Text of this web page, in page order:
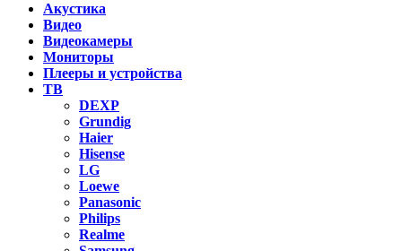
Акустика
Видео
Видеокамеры
Мониторы
Плееры и устройства
ТВ
DEXP
Grundig
Haier
Hisense
LG
Loewe
Panasonic
Philips
Realme